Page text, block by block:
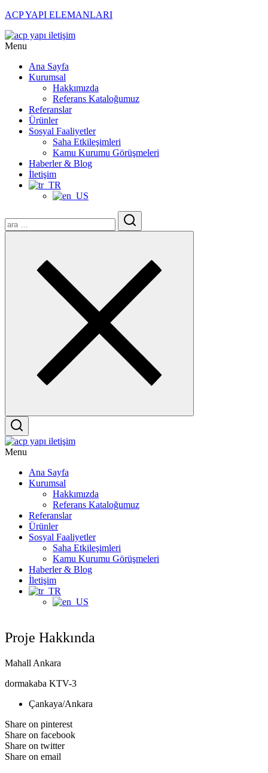
ACP YAPI ELEMANLARI
Menu
Ana Sayfa
Kurumsal
Hakkımızda
Referans Kataloğumuz
Referanslar
Ürünler
Sosyal Faaliyetler
Saha Etkileşimleri
Kamu Kurumu Görüşmeleri
Haberler & Blog
İletişim
Menu
Ana Sayfa
Kurumsal
Hakkımızda
Referans Kataloğumuz
Referanslar
Ürünler
Sosyal Faaliyetler
Saha Etkileşimleri
Kamu Kurumu Görüşmeleri
Haberler & Blog
İletişim
Proje Hakkında
Mahall Ankara
dormakaba KTV-3
Çankaya/Ankara
Share on pinterest
Share on facebook
Share on twitter
Share on email